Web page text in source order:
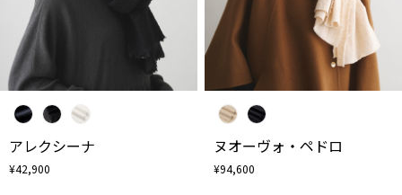
アレクシーナ
¥42,900
ヌオーヴォ・ペドロ
¥94,600